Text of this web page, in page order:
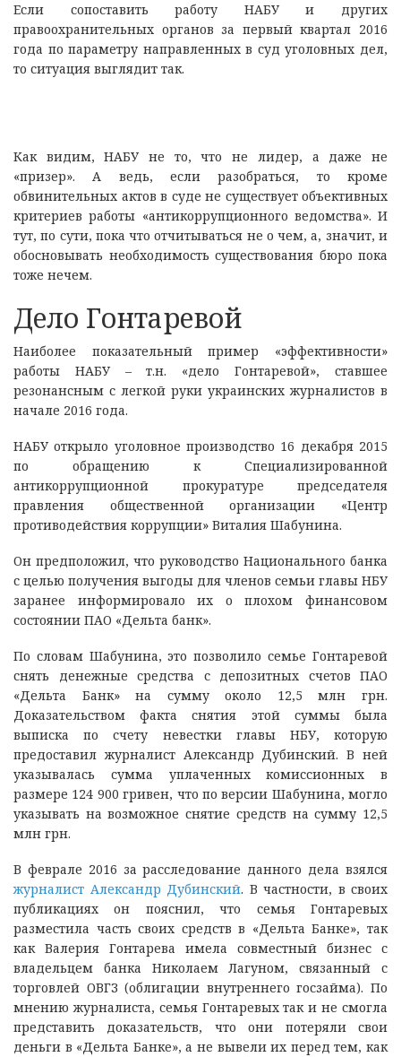
Если сопоставить работу НАБУ и других
правоохранительных органов за первый квартал 2016
года по параметру направленных в суд уголовных дел,
то ситуация выглядит так.
Как видим, НАБУ не то, что не лидер, а даже не
«призер». А ведь, если разобраться, то кроме
обвинительных актов в суде не существует объективных
критериев работы «антикоррупционного ведомства». И
тут, по сути, пока что отчитываться не о чем, а, значит, и
обосновывать необходимость существования бюро пока
тоже нечем.
Дело Гонтаревой
Наиболее показательный пример «эффективности»
работы НАБУ – т.н. «дело Гонтаревой», ставшее
резонансным с легкой руки украинских журналистов в
начале 2016 года.
НАБУ открыло уголовное производство 16 декабря 2015
по обращению к Специализированной
антикоррупционной прокуратуре председателя
правления общественной организации «Центр
противодействия коррупции» Виталия Шабунина.
Он предположил, что руководство Национального банка
с целью получения выгоды для членов семьи главы НБУ
заранее информировало их о плохом финансовом
состоянии ПАО «Дельта банк».
По словам Шабунина, это позволило семье Гонтаревой
снять денежные средства с депозитных счетов ПАО
«Дельта Банк» на сумму около 12,5 млн грн.
Доказательством факта снятия этой суммы была
выписка по счету невестки главы НБУ, которую
предоставил журналист Александр Дубинский. В ней
указывалась сумма уплаченных комиссионных в
размере 124 900 гривен, что по версии Шабунина, могло
указывать на возможное снятие средств на сумму 12,5
млн грн.
В феврале 2016 за расследование данного дела взялся
журналист Александр Дубинский. В частности, в своих
публикациях он пояснил, что семья Гонтаревых
разместила часть своих средств в «Дельта Банке», так
как Валерия Гонтарева имела совместный бизнес с
владельцем банка Николаем Лагуном, связанный с
торговлей ОВГЗ (облигации внутреннего госзайма). По
мнению журналиста, семья Гонтаревых так и не смогла
представить доказательств, что они потеряли свои
деньги в «Дельта Банке», а не вывели их перед тем, как